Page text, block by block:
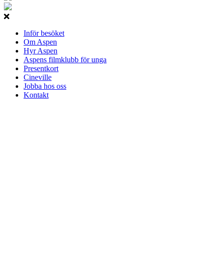
Inför besöket
Om Aspen
Hyr Aspen
Aspens filmklubb för unga
Presentkort
Cineville
Jobba hos oss
Kontakt